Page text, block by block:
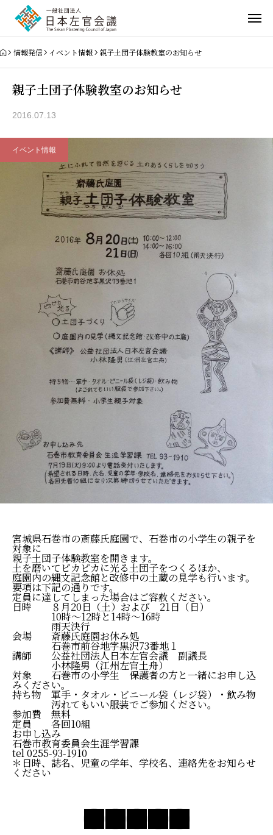
情報発信 イベント情報 親子土団子体験教室のお知らせ
親子土団子体験教室のお知らせ
2016.07.13
イベント情報
宮城県石巻市の斎藤氏庭園で、石巻市の小学生の親子を
対象に
親子土団子体験教室を開きます。
土を磨いてピカピカに光る土団子をつくるほか、
庭園内の縄文記念館と改修中の土蔵の見学も行います。
要項は下記の通りです。
定員に達してしまった場合はご容赦ください。
日時 ８月20日（土）および 21日（日）
10時〜12時と14時〜16時
雨天決行
会場 斎藤氏庭園お休み処
石巻市前谷地字黒沢73番地１
講師 公益社団法人日本左官会議 副議長
小林隆男（江州左官土舟）
対象 石巻市の小学生 保護者の方と一緒にお申し込
みください。
持ち物 軍手・タオル・ビニール袋（レジ袋）・飲み物
汚れてもいい服装でご参加ください。
参加費 無料
定員 各回10組
お申し込み
石巻市教育委員会生涯学習課
tel 0255-93-1910
＊日時、誌名、児童の学年、学校名、連絡先をお知らせ
ください